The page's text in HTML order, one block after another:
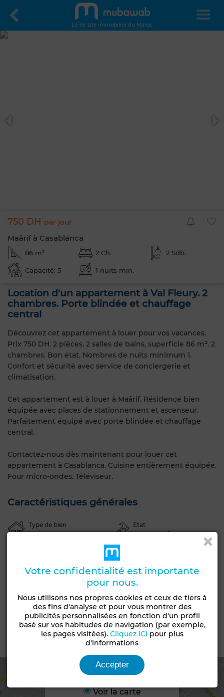
Le 1er site immobilier du Maroc
750 DH par jour
Maârif à Casablanca
86 m² 2 Ch. 2 Sdb.
Capacité: 5 1 nuits min.
Location d'un appartement à Val Fleury. 2
chambres. Porte blindée et chauffage
central
Découvrez cet appartement à louer pour vos vacances.
Prix 750 DH. 2 pièces, 2 salles de bains, superficie 86 m². 2
chambres. Bon état. Nombres de nuits minimum 1.
Confort et sécurité avec service de conciergerie et
climatisation.
Cet appartement est à louer à Maârif. Résidence bien
équipée avec places de stationnement et ascenseur.
Parfaitement équipé avec porte blindée et chauffage
central.
Contactez-nous dès maintenant pour louer cet
appartement à Casablanca. Cuisine entièrement équipée.
Four micro-ondes. Téléviseur.
Caractéristiques générales
Type de bien
Appartement
Etat
Bon état / habitable
Concierge
Climatisation Chauffage central Porte blindée
Réfrigérateur
Machine à laver Micro-ondes Internet
Animaux domestiques autorisés
Voir la carte
Votre confidentialité est importante
pour nous.
Nous utilisons nos propres cookies et ceux de tiers à
des fins d'analyse et pour vous montrer des
publicités personnalisées en fonction d'un profil
basé sur vos habitudes de navigation (par exemple,
les pages visitées). Cliquez ICI pour plus
d'informations
Accepter